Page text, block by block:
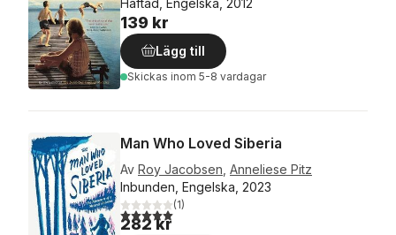
139 kr
Lägg till
Skickas inom 5-8 vardagar
Man Who Loved Siberia
Av Roy Jacobsen Anneliese Pitz
Inbunden, Engelska, 2023
5,0utav 5 stjärnor. Totalt antal röster:
(1)
282 kr